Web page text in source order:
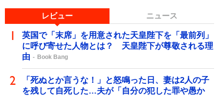
レビュー ニュース
英国で「末席」を用意された天皇陛下を「最前列」
に呼び寄せた人物とは？ 天皇陛下が尊敬される理
由
Book Bang
「死ぬとか言うな！」と怒鳴った日、妻は2人の子
を残して自死した…夫が「自分の犯した罪や愚か